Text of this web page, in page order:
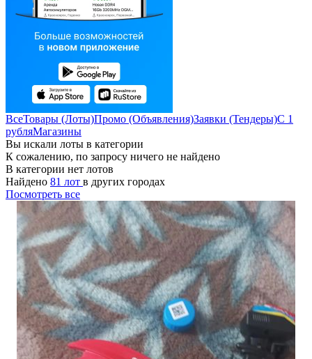
ВсеТовары (Лоты)Промо (Объявления)Заявки (Тендеры)С 1
рубляМагазины
Вы искали лоты в категории
К сожалению, по запросу ничего не найдено
В категории нет лотов
Найдено 81 лот в других городах
Посмотреть все